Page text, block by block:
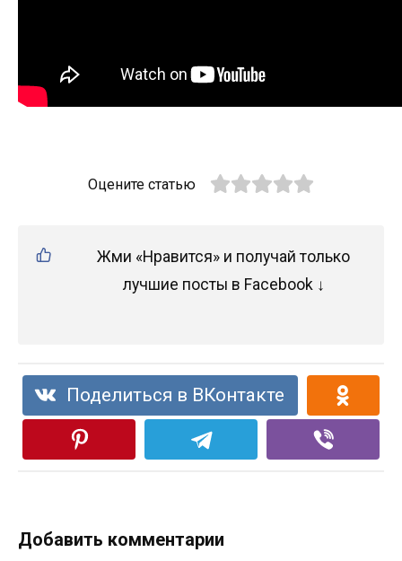
Оцените статью
Жми «Нравится» и получай только
лучшие посты в Facebook ↓
Поделиться в ВКонтакте
Добавить комментарии